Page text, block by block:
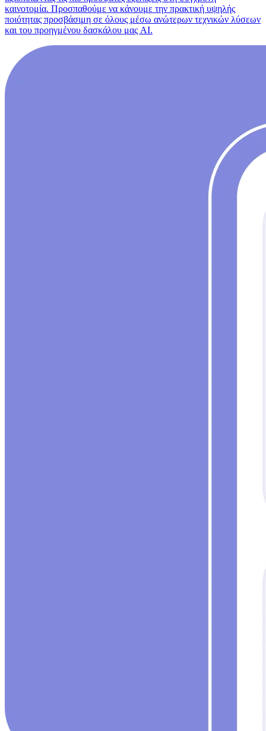
καινοτομία. Προσπαθούμε να κάνουμε την πρακτική υψηλής
ποιότητας προσβάσιμη σε όλους μέσω ανώτερων τεχνικών λύσεων
και του προηγμένου δασκάλου μας AI.